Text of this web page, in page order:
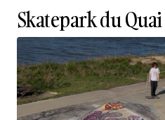
Skatepark du